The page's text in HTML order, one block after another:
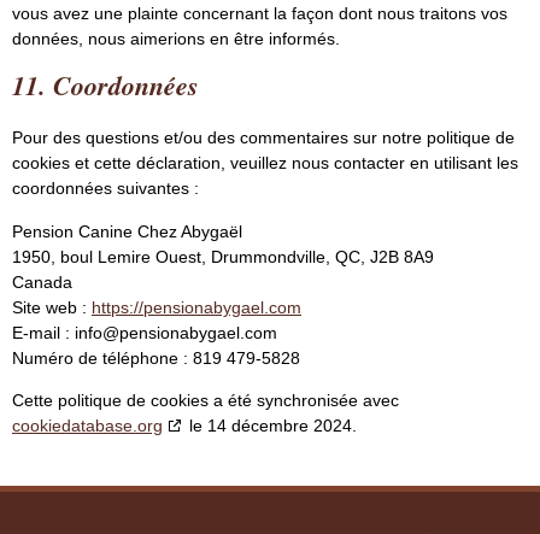
vous avez une plainte concernant la façon dont nous traitons vos
données, nous aimerions en être informés.
11. Coordonnées
Pour des questions et/ou des commentaires sur notre politique de
cookies et cette déclaration, veuillez nous contacter en utilisant les
coordonnées suivantes :
Pension Canine Chez Abygaël
1950, boul Lemire Ouest, Drummondville, QC, J2B 8A9
Canada
Site web : https://pensionabygael.com
E-mail : info@pensionabygael.com
Numéro de téléphone : 819 479-5828
Cette politique de cookies a été synchronisée avec
cookiedatabase.org
le 14 décembre 2024.